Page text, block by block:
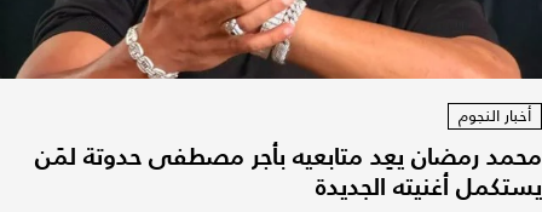
أخبار النجوم
محمد رمضان يعِد متابعيه بأجر مصطفى حدوتة لمَن
يستكمل أغنيته الجديدة